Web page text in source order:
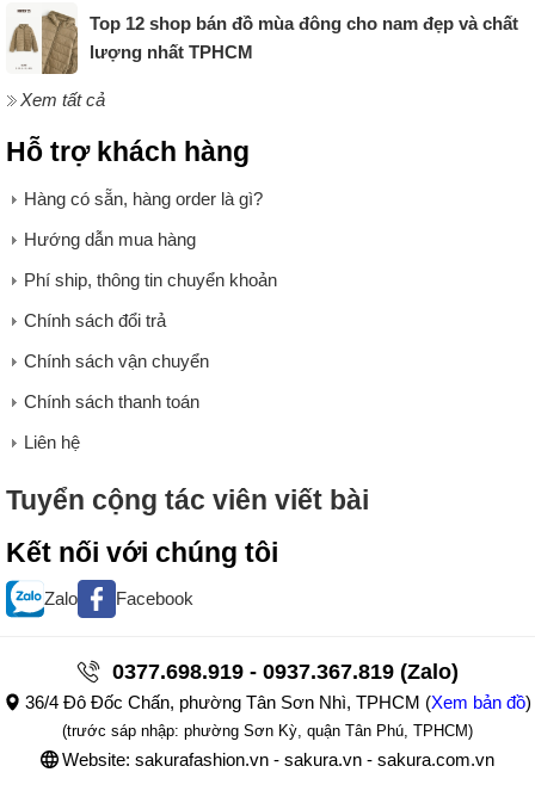
Top 12 shop bán đồ mùa đông cho nam đẹp và chất
lượng nhất TPHCM
Xem tất cả
Hỗ trợ khách hàng
Hàng có sẵn, hàng order là gì?
Hướng dẫn mua hàng
Phí ship, thông tin chuyển khoản
Chính sách đổi trả
Chính sách vận chuyển
Chính sách thanh toán
Liên hệ
Tuyển cộng tác viên viết bài
Kết nối với chúng tôi
Zalo Facebook
0377.698.919 - 0937.367.819 (Zalo)
36/4 Đô Đốc Chấn, phường Tân Sơn Nhì, TPHCM (Xem bản đồ)
(trước sáp nhập: phường Sơn Kỳ, quận Tân Phú, TPHCM)
Website: sakurafashion.vn - sakura.vn - sakura.com.vn